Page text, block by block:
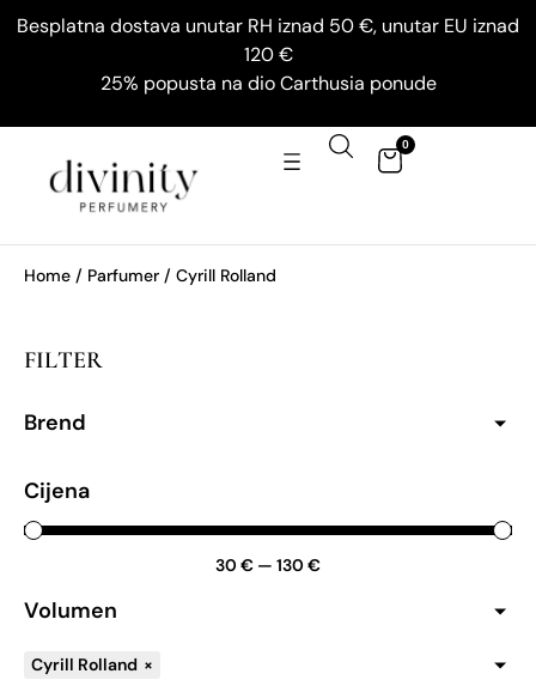
Besplatna dostava unutar RH iznad 50 €, unutar EU iznad
120 €
25% popusta na dio Carthusia ponude
0
Home / Parfumer / Cyrill Rolland
FILTER
Brend
Cijena
30 € — 130 €
Volumen
Cyrill Rolland ×